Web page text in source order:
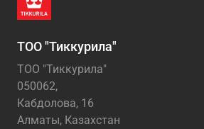
ТОО "Тиккурила"
ТОО "Тиккурила"
050062,
Кабдолова, 16
Алматы, Казахстан